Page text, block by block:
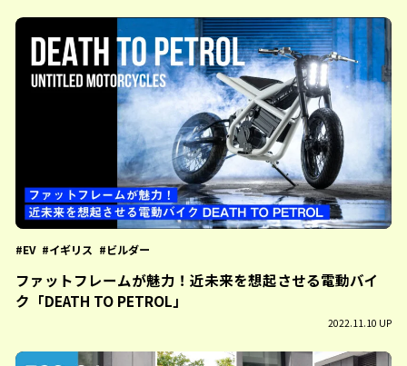
EV イギリス ビルダー
ファットフレームが魅力！近未来を想起させる電動バイ
ク「DEATH TO PETROL」
2022.11.10 UP